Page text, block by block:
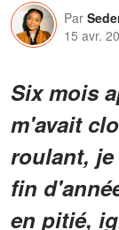
Par
15 avr.
Six mois
m'avait
roulant,
fin
en pitié,